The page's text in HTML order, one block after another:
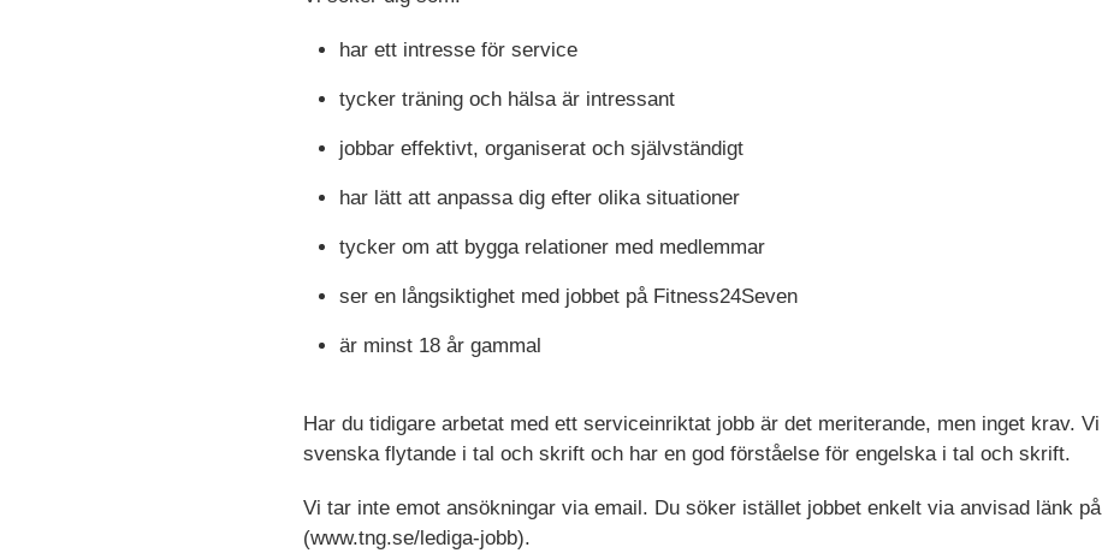
har ett intresse för service
tycker träning och hälsa är intressant
jobbar effektivt, organiserat och självständigt
har lätt att anpassa dig efter olika situationer
tycker om att bygga relationer med medlemmar
ser en långsiktighet med jobbet på Fitness24Seven
är minst 18 år gammal
Har du tidigare arbetat med ett serviceinriktat jobb är det meriterande, men inget krav.
svenska flytande i tal och skrift och har en god förståelse för engelska i tal och skrift.
Vi tar inte emot ansökningar via email. Du söker istället jobbet enkelt via anvisad länk
(www.tng.se/lediga-jobb).